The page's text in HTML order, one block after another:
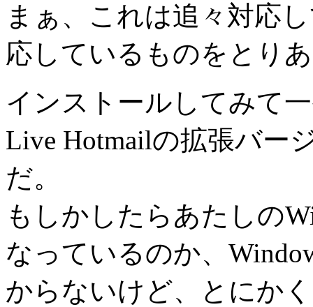
まぁ、これは追々対応
応しているものをとり
インストールしてみて
Live Hotmailの拡張バー
だ。
もしかしたらあたしの
なっているのか、
からないけど、とにか